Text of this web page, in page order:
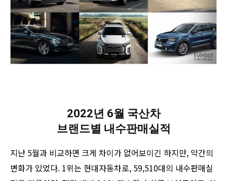
2022년 6월 국산차
브랜드별 내수판매실적
지난 5월과 비교하면 크게 차이가 없어보이긴 하지만, 약간의
변화가 있었다. 1위는 현대자동차로, 59,510대의 내수판매실